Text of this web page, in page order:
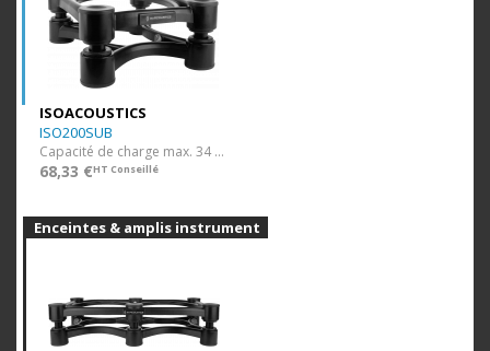
ISOACOUSTICS
ISO200SUB
Capacité de charge max. 34 kg
68,33 €HT Conseillé
Enceintes & amplis instrument